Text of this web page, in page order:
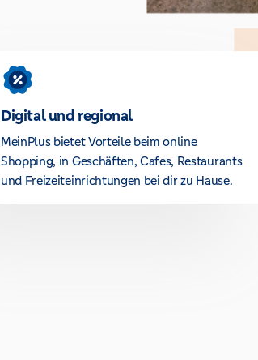
Digital und regional
MeinPlus bietet Vorteile beim online
Shopping, in Geschäften, Cafes, Restaurants
und Freizeiteinrichtungen bei dir zu Hause.